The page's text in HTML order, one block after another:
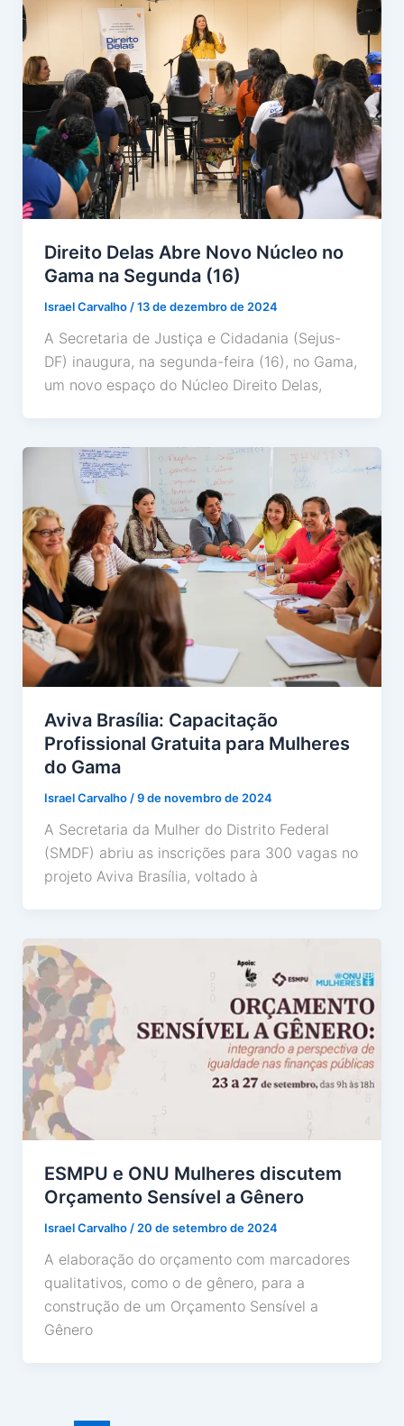
Direito Delas Abre Novo Núcleo no
Gama na Segunda (16)
Israel Carvalho/13 de dezembro de 2024
A Secretaria de Justiça e Cidadania (Sejus-
DF) inaugura, na segunda-feira (16), no Gama,
um novo espaço do Núcleo Direito Delas,
Aviva Brasília: Capacitação
Profissional Gratuita para Mulheres
do Gama
Israel Carvalho /9 de novembro de 2024
A Secretaria da Mulher do Distrito Federal
(SMDF) abriu as inscrições para 300 vagas no
projeto Aviva Brasília, voltado à
ESMPU e ONU Mulheres discutem
Orçamento Sensível a Gênero
Israel Carvalho/20 de setembro de 2024
A elaboração do orçamento com marcadores
qualitativos, como o de gênero, para a
construção de um Orçamento Sensível a
Gênero